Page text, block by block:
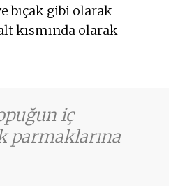
bıçak gibi olarak
kısmında olarak
iç
parmaklarına